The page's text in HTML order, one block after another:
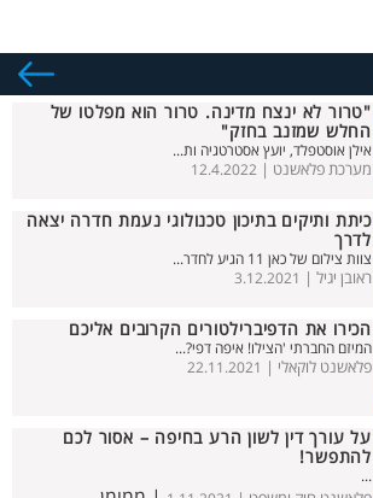
"טרור לא ינצח מדינה. טרור הוא מפלטו של
החלש שמזנב בחזק"
אילן אוסטפלד, יועץ אסטרטגיה ות...
מערכת פלאשנט | 12.4.2022
כיתת ותיקים בתיכון טכנולוגי נעמת חדרה יצאה
לדרך
צוות צילום של כאן 11 הגיע לחדר...
ראובן יגיל | 3.12.2021
הכירו את הדפיברילטורים הקרובים אליכם
המיזם החברתי 'הצילו! איפה דפי?...
פלאשנט לוקאלי | 22.11.2021
על עורך דין לשון הרע בחיפה – אסור לכם
להתפשר!
...